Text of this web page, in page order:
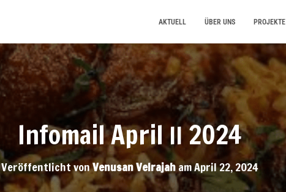
AKTUELL ÜBER UNS PROJEKTE
Infomail AprilII2024
Veröffentlicht vonVenusan VelrajahamApril 22, 2024